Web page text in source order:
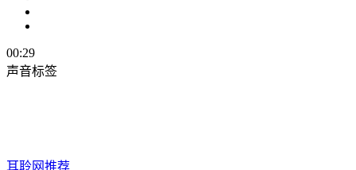
00:29
声音标签
耳聆网推荐